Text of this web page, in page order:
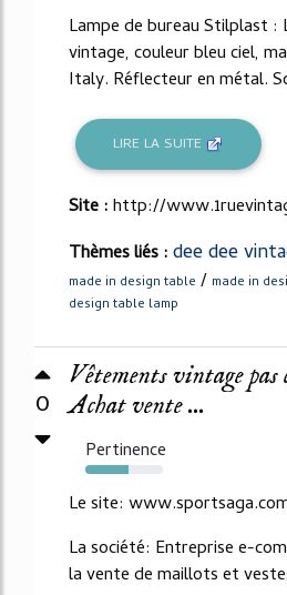
Lampe de bureau Stilplast :
vintage, couleur bleu ciel,
Italy. Réflecteur en métal.
LIRE LA SUITE
Site :http://
Thèmes liés :dee dee
made in design table / made in
design table lamp
0
Vêtements vintage pas
Achat vente ...
Pertinence
56%
Le site:
La société: Entreprise e-
la vente de maillots et